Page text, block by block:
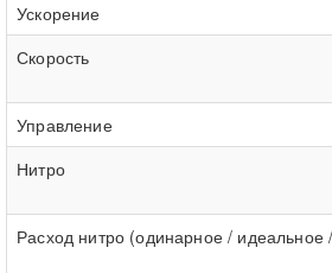
Ускорение
Скорость
Управление
Нитро
Расход нитро (одинарное / идеальное